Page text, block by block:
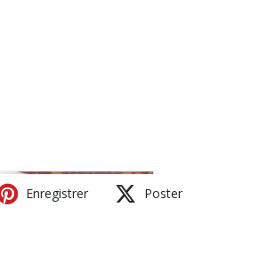
Enregistrer Poster